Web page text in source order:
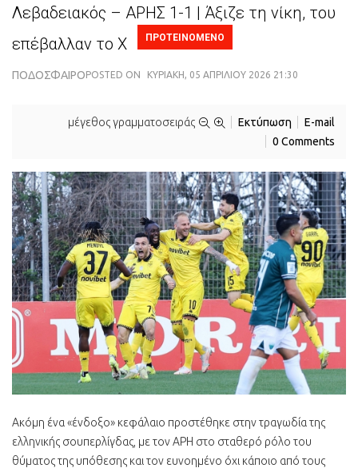
Λεβαδειακός – ΑΡΗΣ 1-1 | Άξιζε τη νίκη, του
επέβαλλαν το Χ
ΠΡΟΤΕΙΝΟΜΕΝΟ
ΠΟΔΌΣΦΑΙΡΟPOSTED ON ΚΥΡΙΑΚΉ, 05 ΑΠΡΙΛΊΟΥ 2026 21:30
μέγεθος γραμματοσειράς Εκτύπωση
E-mail
0 Comments
Ακόμη ένα «ένδοξο» κεφάλαιο προστέθηκε στην τραγωδία της
ελληνικής σουπερλίγδας, με τον ΑΡΗ στο σταθερό ρόλο του
θύματος της υπόθεσης και τον ευνοημένο όχι κάποιο από τους